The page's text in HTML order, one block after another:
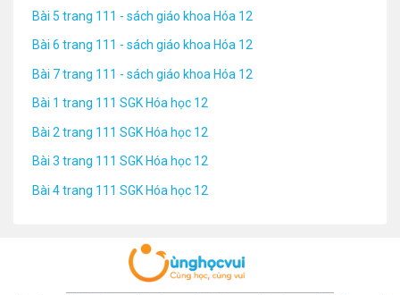
Bài 5 trang 111 - sách giáo khoa Hóa 12
Bài 6 trang 111 - sách giáo khoa Hóa 12
Bài 7 trang 111 - sách giáo khoa Hóa 12
Bài 1 trang 111 SGK Hóa học 12
Bài 2 trang 111 SGK Hóa học 12
Bài 3 trang 111 SGK Hóa học 12
Bài 4 trang 111 SGK Hóa học 12